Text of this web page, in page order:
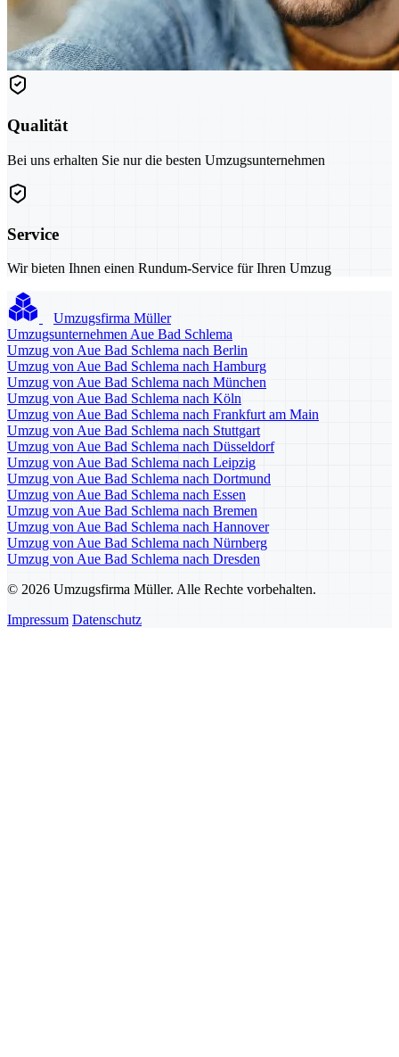
Qualität
Bei uns erhalten Sie nur die besten Umzugsunternehmen
Service
Wir bieten Ihnen einen Rundum-Service für Ihren Umzug
Umzugsfirma Müller
Umzugsunternehmen Aue Bad Schlema
Umzug von Aue Bad Schlema nach Berlin
Umzug von Aue Bad Schlema nach Hamburg
Umzug von Aue Bad Schlema nach München
Umzug von Aue Bad Schlema nach Köln
Umzug von Aue Bad Schlema nach Frankfurt am Main
Umzug von Aue Bad Schlema nach Stuttgart
Umzug von Aue Bad Schlema nach Düsseldorf
Umzug von Aue Bad Schlema nach Leipzig
Umzug von Aue Bad Schlema nach Dortmund
Umzug von Aue Bad Schlema nach Essen
Umzug von Aue Bad Schlema nach Bremen
Umzug von Aue Bad Schlema nach Hannover
Umzug von Aue Bad Schlema nach Nürnberg
Umzug von Aue Bad Schlema nach Dresden
© 2026 Umzugsfirma Müller. Alle Rechte vorbehalten.
Impressum Datenschutz